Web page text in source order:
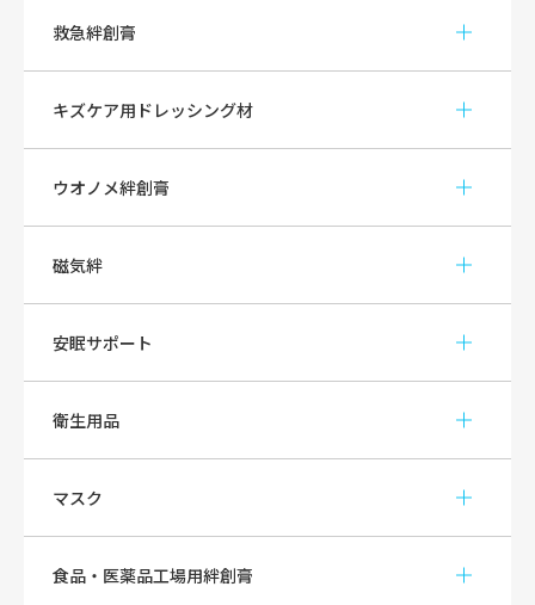
救急絆創膏
キズケア用ドレッシング材
ウオノメ絆創膏
磁気絆
安眠サポート
衛生用品
マスク
食品・医薬品工場用絆創膏